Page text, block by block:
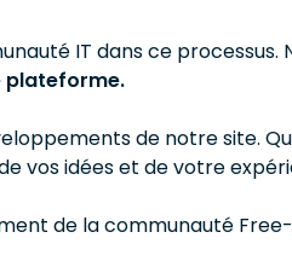
IT dans ce processus.
plateforme.
de notre site.
vos idées et de votre
de la communauté